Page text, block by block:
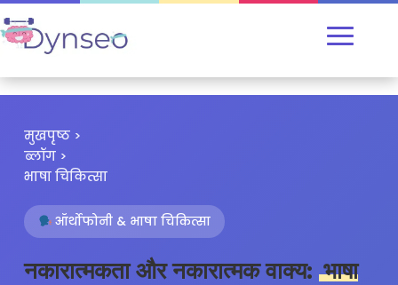
मुखपृष्ठ >
ब्लॉग >
भाषा चिकित्सा
ऑर्थोफोनी & भाषा चिकित्सा
नकारात्मकता और नकारात्मक वाक्य: भाषा